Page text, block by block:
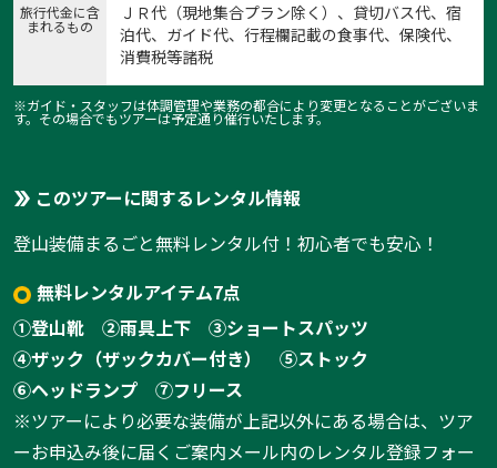
旅行代金に含
まれるもの
ＪＲ代（現地集合プラン除く）、貸切バス代、宿
泊代、ガイド代、行程欄記載の食事代、保険代、
消費税等諸税
※ガイド・スタッフは体調管理や業務の都合により変更となることがございま
す。その場合でもツアーは予定通り催行いたします。
このツアーに関するレンタル情報
登山装備まるごと無料レンタル付！初心者でも安心！
無料レンタルアイテム7点
①登山靴
②雨具上下
③ショートスパッツ
④ザック（ザックカバー付き）
⑤ストック
⑥ヘッドランプ
⑦フリース
※ツアーにより必要な装備が上記以外にある場合は、ツア
ーお申込み後に届くご案内メール内のレンタル登録フォー